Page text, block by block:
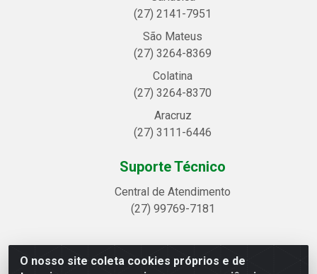
O nosso site coleta cookies próprios e de
(27) 2141-7951
São Mateus
(27) 3264-8369
Colatina
(27) 3264-8370
Aracruz
(27) 3111-6446
Suporte Técnico
Central de Atendimento
(27) 99769-7181
Linhavix Distribuidora LTDA - Avenida Alegre, 2521 -